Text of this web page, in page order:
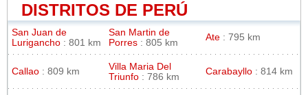
DISTRITOS DE PERÚ
San Juan de
Lurigancho : 801 km
San Martin de
Porres : 805 km
Ate : 795 km
Callao : 809 km
Villa Maria Del
Triunfo : 786 km
Carabayllo : 814 km